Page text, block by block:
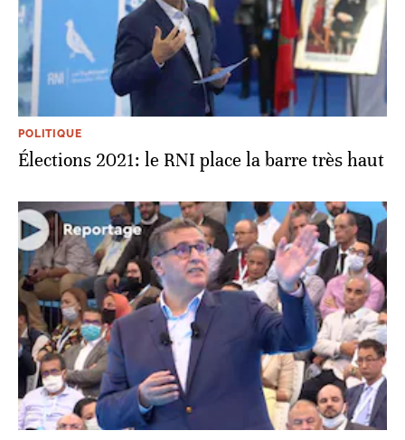
POLITIQUE
Élections 2021: le RNI place la barre très haut